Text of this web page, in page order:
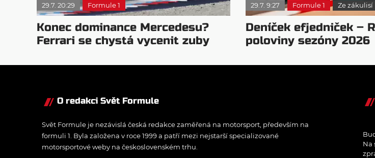
29.7. 20:29 Formule 1
Konec dominance Mercedesu?
Ferrari se chystá vycenit zuby
29.7. 9:27 Formule 1 Ze zákulisí
Deníček efjedniček –
poloviny sezóny 2026
O redakci Svět Formule
Svět Formule je nezávislá česká redakce zaměřená na motorsport, především na
formuli 1. Byla založena v roce 1999 a patří mezi nejstarší specializované
motorsportové weby na československém trhu.
Na